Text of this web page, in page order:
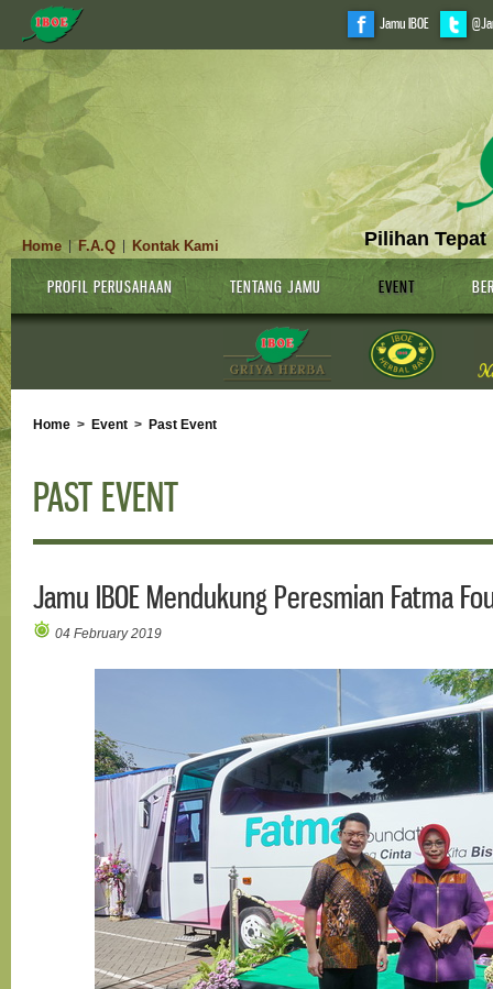
Jamu IBOE
Pilihan Tepat
Home |F.A.Q Kontak Kami
PROFIL PERUSAHAAN TENTANG JAMU EVENT
Home > Event > Past Event
PAST EVENT
Jamu IBOE Mendukung Peresmian Fatma
04 February 2019